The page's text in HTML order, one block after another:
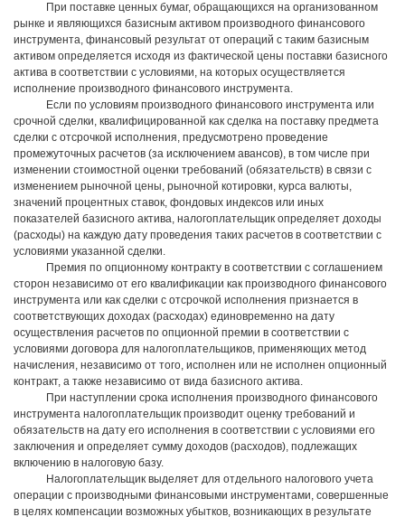
При поставке ценных бумаг, обращающихся на организованном
рынке и являющихся базисным активом производного финансового
инструмента, финансовый результат от операций с таким базисным
активом определяется исходя из фактической цены поставки базисного
актива в соответствии с условиями, на которых осуществляется
исполнение производного финансового инструмента.
Если по условиям производного финансового инструмента или
срочной сделки, квалифицированной как сделка на поставку предмета
сделки с отсрочкой исполнения, предусмотрено проведение
промежуточных расчетов (за исключением авансов), в том числе при
изменении стоимостной оценки требований (обязательств) в связи с
изменением рыночной цены, рыночной котировки, курса валюты,
значений процентных ставок, фондовых индексов или иных
показателей базисного актива, налогоплательщик определяет доходы
(расходы) на каждую дату проведения таких расчетов в соответствии с
условиями указанной сделки.
Премия по опционному контракту в соответствии с соглашением
сторон независимо от его квалификации как производного финансового
инструмента или как сделки с отсрочкой исполнения признается в
соответствующих доходах (расходах) единовременно на дату
осуществления расчетов по опционной премии в соответствии с
условиями договора для налогоплательщиков, применяющих метод
начисления, независимо от того, исполнен или не исполнен опционный
контракт, а также независимо от вида базисного актива.
При наступлении срока исполнения производного финансового
инструмента налогоплательщик производит оценку требований и
обязательств на дату его исполнения в соответствии с условиями его
заключения и определяет сумму доходов (расходов), подлежащих
включению в налоговую базу.
Налогоплательщик выделяет для отдельного налогового учета
операции с производными финансовыми инструментами, совершенные
в целях компенсации возможных убытков, возникающих в результате